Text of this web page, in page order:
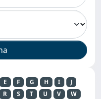
E F G H I
J
R S T U V
W